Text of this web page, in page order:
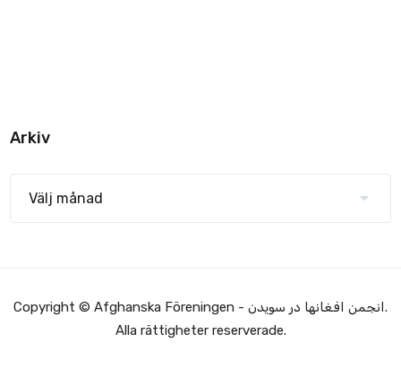
Arkiv
Copyright © Afghanska Föreningen - انجمن افغانها در سویدن.
Alla rättigheter reserverade.